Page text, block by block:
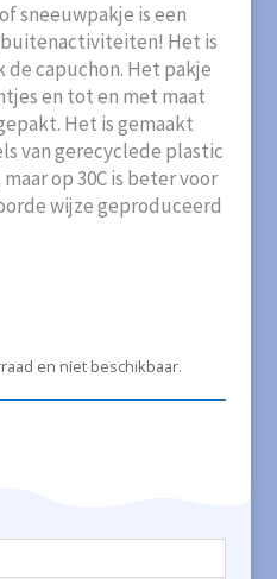
sneeuwpakje is een
Het is
capuchon. Het pakje
en tot en met maat
Het is gemaakt
van gerecyclede plastic
op 30C is beter voor
wijze geproduceerd
en niet beschikbaar.